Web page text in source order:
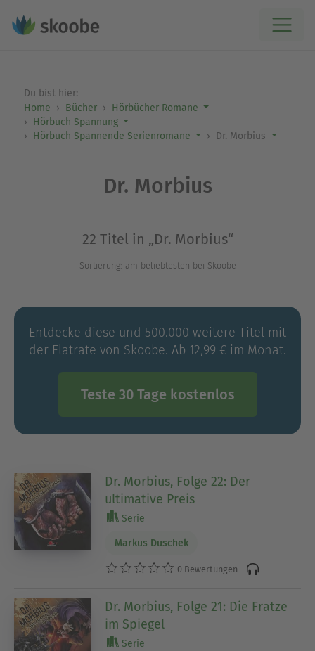
Du bist hier:
Home
Bücher
Hörbücher Romane
Hörbuch Spannung
Hörbuch Spannende Serienromane
Dr. Morbius
Dr. Morbius
22 Titel in „Dr. Morbius“
Sortierung: am beliebtesten bei Skoobe
Entdecke diese und 500.000 weitere Titel mit
der Flatrate von Skoobe. Ab 12,99 € im Monat.
Teste 30 Tage kostenlos
Dr. Morbius, Folge 22: Der
ultimative Preis
Serie
Markus Duschek
0 Bewertungen
Dr. Morbius, Folge 21: Die Fratze
im Spiegel
Serie